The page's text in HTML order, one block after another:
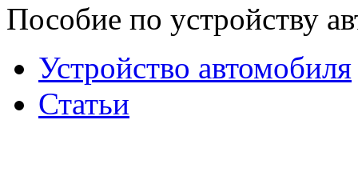
Пособие по устройству
Устройство автомобиля
Статьи